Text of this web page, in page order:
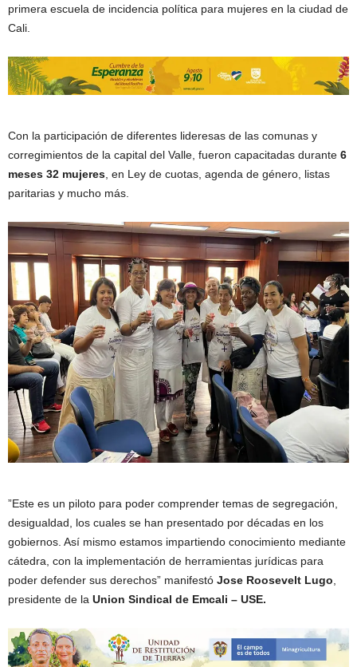
primera escuela de incidencia política para mujeres en la ciudad de
Cali.
Con la participación de diferentes lideresas de las comunas y
corregimientos de la capital del Valle, fueron capacitadas durante 6
meses 32 mujeres , en Ley de cuotas, agenda de género, listas
paritarias y mucho más.
”Este es un piloto para poder comprender temas de segregación,
desigualdad, los cuales se han presentado por décadas en los
gobiernos. Así mismo estamos impartiendo conocimiento mediante
cátedra, con la implementación de herramientas jurídicas para
poder defender sus derechos” manifestó Jose Roosevelt Lugo
presidente de la Union Sindical de Emcali – USE.